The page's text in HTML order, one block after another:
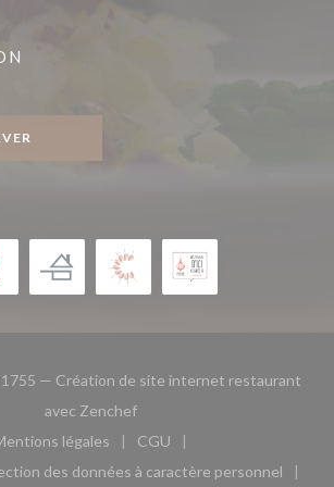
— Création de site internet restaurant
avec Zenchef((ouvre une nouvelle
légales
((ouvre une nouvelle fenêtre))
CGU
((ouvre une nouvelle
des données à caractère personnel